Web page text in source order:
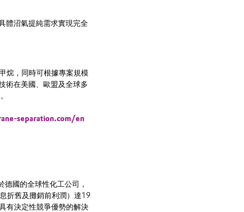
體沼氣提純需求實現完全
烷，同時可根據專案規模
術在美國、歐盟及全球多
separation.com/en
國的全球性化工公司，
折舊及攤銷前利潤）達19
有決定性競爭優勢的解決